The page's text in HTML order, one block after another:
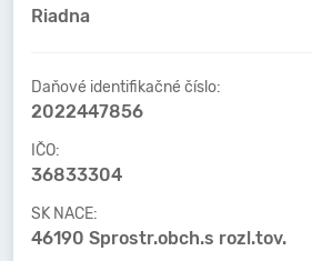
Riadna
Daňové identifikačné číslo:
2022447856
IČO:
36833304
SK NACE:
46190 Sprostr.obch.s rozl.tov.